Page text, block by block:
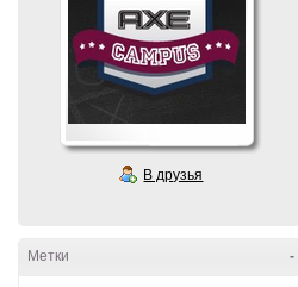
В друзья
-
Метки